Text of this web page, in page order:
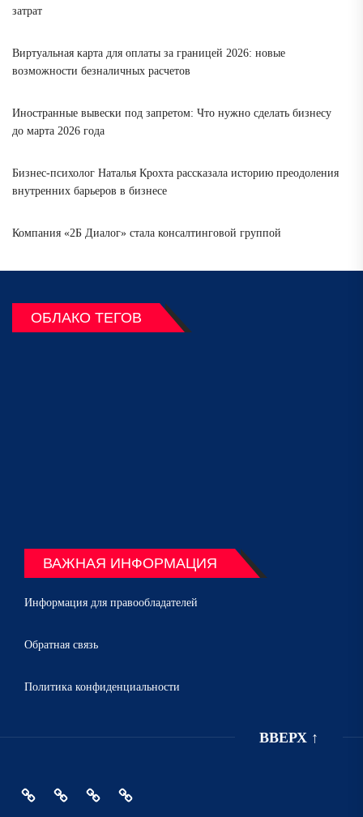
затрат
Виртуальная карта для оплаты за границей 2026: новые
возможности безналичных расчетов
Иностранные вывески под запретом: Что нужно сделать бизнесу
до марта 2026 года
Бизнес-психолог Наталья Крохта рассказала историю преодоления
внутренних барьеров в бизнесе
Компания «2Б Диалог» стала консалтинговой группой
ОБЛАКО ТЕГОВ
ВАЖНАЯ ИНФОРМАЦИЯ
Информация для правообладателей
Обратная связь
Политика конфиденциальности
ВВЕРХ ↑
ГлавнаяПолитикаИнформация
Обратная